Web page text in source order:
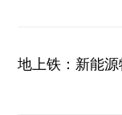
地上铁：新能